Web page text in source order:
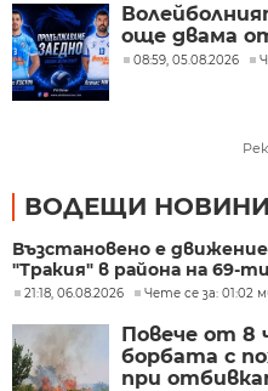
още двама
08:59, 05.08.2026
ВОДЕЩИ НОВИНИ
Възстановено е
"Тракия" в района на 69-
21:18, 06.08.2026 Чете се за: 01:02
Повече от 8
борбата с
при